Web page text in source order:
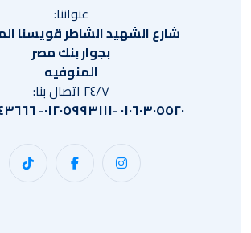
عنواننا:
شارع الشهيد الشاطر قويسنا
بجوار بنك مصر
المنوفيه
٢٤/٧ اتصال بنا:
٠١٠٦٠٣٠٥٥٢٠ -٠١٢٠٥٩٩٣١١١- ٠١٢٨٧٨٤٣٦٦٦